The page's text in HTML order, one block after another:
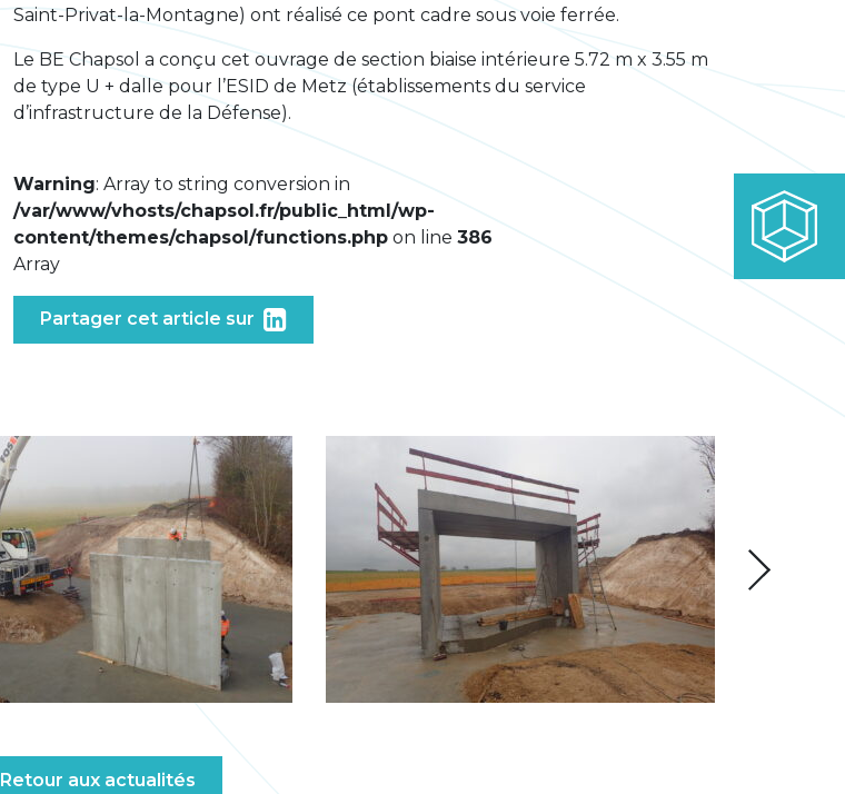
Saint-Privat-la-Montagne) ont réalisé ce pont cadre sous voie ferrée.
Le BE Chapsol a conçu cet ouvrage de section biaise intérieure 5.72 m x 3.55 m
de type U + dalle pour l’ESID de Metz (établissements du service
d’infrastructure de la Défense).
Warning: Array to string conversion in
/var/www/vhosts/chapsol.fr/public_html/wp-
content/themes/chapsol/functions.phpon line 386
Array
Partager cet article sur
Retour aux actualités